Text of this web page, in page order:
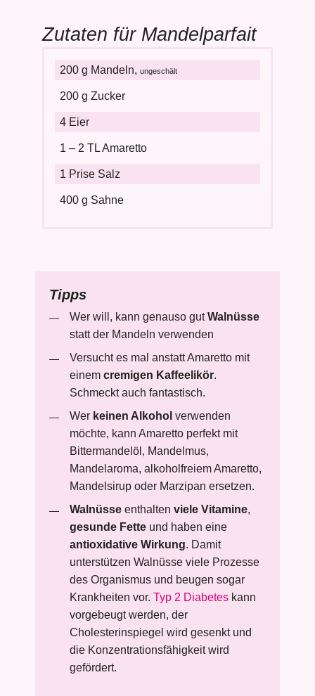
Zutaten für Mandelparfait
200 g Mandeln, ungeschält
200 g Zucker
4 Eier
1 – 2 TL Amaretto
1 Prise Salz
400 g Sahne
Tipps
Wer will, kann genauso gutWalnüsse
statt der Mandeln verwenden
Versucht es mal anstatt Amaretto mit
einem cremigen Kaffeelikör.
Schmeckt auch fantastisch.
Wer keinen Alkoholverwenden
möchte, kann Amaretto perfekt mit
Bittermandelöl, Mandelmus,
Mandelaroma, alkoholfreiem Amaretto,
Mandelsirup oder Marzipan ersetzen.
Walnüsseenthalten viele Vitamine,
gesunde Fetteund haben eine
antioxidative Wirkung. Damit
unterstützen Walnüsse viele Prozesse
des Organismus und beugen sogar
Krankheiten vor. Typ 2 Diabeteskann
vorgebeugt werden, der
Cholesterinspiegel wird gesenkt und
die Konzentrationsfähigkeit wird
gefördert.